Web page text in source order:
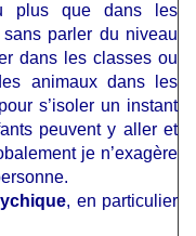
plus que dans les
parler du niveau
dans les classes ou
animaux dans les
s’isoler un instant
peuvent y aller et
je n’exagère
, en particulier